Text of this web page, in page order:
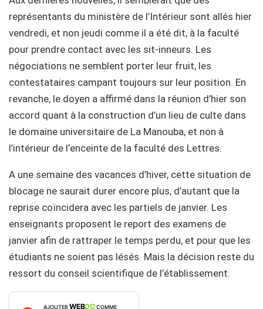
représentants du ministère de l’Intérieur sont allés hier
vendredi, et non jeudi comme il a été dit, à la faculté
pour prendre contact avec les sit-inneurs. Les
négociations ne semblent porter leur fruit, les
contestataires campant toujours sur leur position. En
revanche, le doyen a affirmé dans la réunion d’hier son
accord quant à la construction d’un lieu de culte dans
le domaine universitaire de La Manouba, et non à
l’intérieur de l’enceinte de la faculté des Lettres.
A une semaine des vacances d’hiver, cette situation de
blocage ne saurait durer encore plus, d’autant que la
reprise coïncidera avec les partiels de janvier. Les
enseignants proposent le report des examens de
janvier afin de rattraper le temps perdu, et pour que les
étudiants ne soient pas lésés. Mais la décision reste du
ressort du conseil scientifique de l’établissement.
AJOUTERWEBDOCOMME